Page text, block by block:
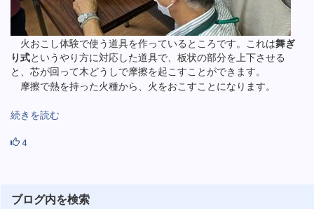
火おこし体験で使う道具を作っているところです。これは舞ぎ
り式というやり方に対応した道具で、板状の部分を上下させる
と、芯が回って木どうしで摩擦を起こすことができます。
摩擦で熱を持った火種から、火をおこすことになります。
続きを読む
4
ブログ内を検索